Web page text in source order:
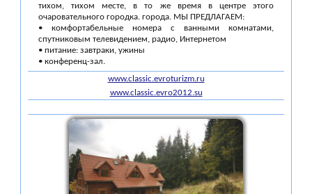
тихом, тихом месте, в то же время в центре этого
очаровательного городка. города. МЫ ПРЕДЛАГАЕМ:
• комфортабельные номера с ванными комнатами,
спутниковым телевидением, радио, Интернетом
• питание: завтраки, ужины
• конференц-зал.
www.classic.evroturizm.ru
www.classic.evro2012.su